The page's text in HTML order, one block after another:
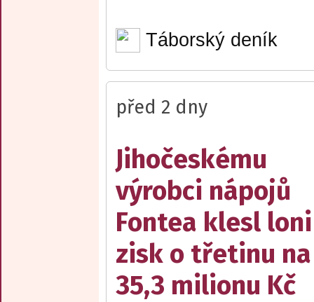
Táborský deník
před 2 dny
Jihočeskému
výrobci nápojů
Fontea klesl loni
zisk o třetinu na
35,3 milionu Kč